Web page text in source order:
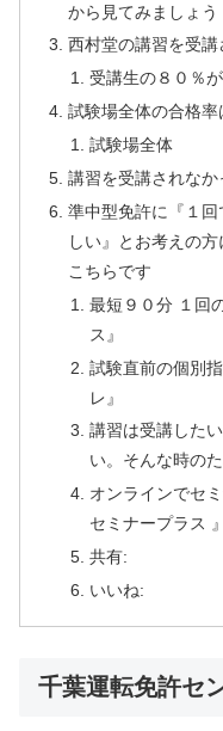
から見てみましょう
西村堂の講習を受講
受講生の８０％
試験場全体の合格
試験場全体
講習を受講されな
準中型免許に『１
しい』とお考えの
こちらです
最短９０分 １回
ス』
試験直前の個別
レ』
講習は受講した
い。そんな時の
オンラインでセ
セミナープラス 』
共有:
いいね:
千葉運転免許セ